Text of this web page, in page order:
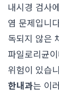
내시경 검사
염 문제입니
독되지 않은
파일로리균
위험이 있습
한내과는 이